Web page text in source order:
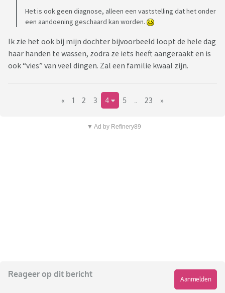
Het is ook geen diagnose, alleen een vaststelling dat het onder
een aandoening geschaard kan worden.
Ik zie het ook bij mijn dochter bijvoorbeeld loopt de hele dag
haar handen te wassen, zodra ze iets heeft aangeraakt en is
ook “vies” van veel dingen. Zal een familie kwaal zijn.
« 1 2 3 4 5 23 »
▼ Ad by Refinery89
Reageer op dit bericht
Aanmelden